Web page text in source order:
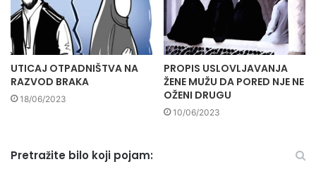
UTICAJ OTPADNIŠTVA NA
RAZVOD BRAKA
18/06/2023
PROPIS USLOVLJAVANJA
ŽENE MUŽU DA PORED NJE NE
OŽENI DRUGU
10/06/2023
Pretražite bilo koji pojam: